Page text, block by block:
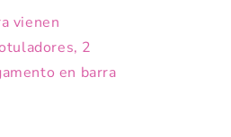
vienen
2
en barra